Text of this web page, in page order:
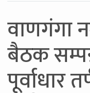
वाणगंगा
बैठक
पूर्वाधार